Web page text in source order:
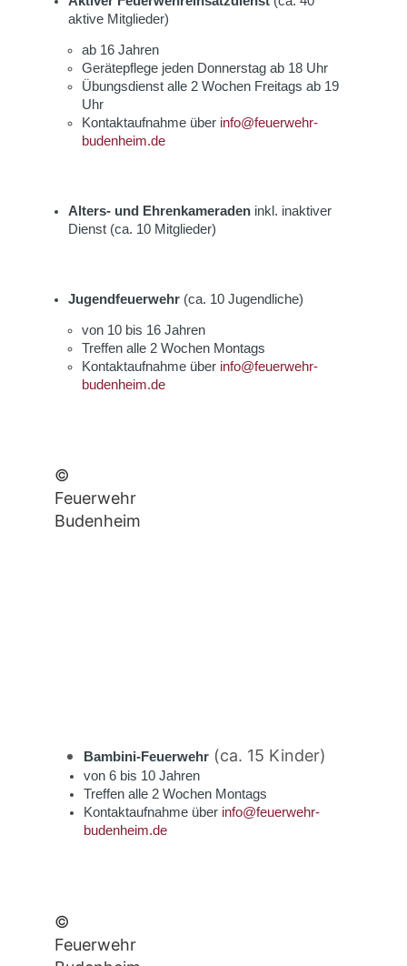
aktive Mitglieder)
ab 16 Jahren
Gerätepflege jeden Donnerstag ab 18 Uhr
Übungsdienst alle 2 Wochen Freitags ab 19
Uhr
Kontaktaufnahme über info@feuerwehr-
budenheim.de
Alters- und Ehrenkameraden inkl. inaktiver
Dienst (ca. 10 Mitglieder)
Jugendfeuerwehr (ca. 10 Jugendliche)
von 10 bis 16 Jahren
Treffen alle 2 Wochen Montags
Kontaktaufnahme über info@feuerwehr-
budenheim.de
©
Feuerwehr
Budenheim
Bambini-Feuerwehr (ca. 15 Kinder)
von 6 bis 10 Jahren
Treffen alle 2 Wochen Montags
Kontaktaufnahme über info@feuerwehr-
budenheim.de
©
Feuerwehr